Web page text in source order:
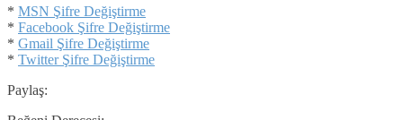
* MSN Şifre Değiştirme
* Facebook Şifre Değiştirme
* Gmail Şifre Değiştirme
* Twitter Şifre Değiştirme
Paylaş: